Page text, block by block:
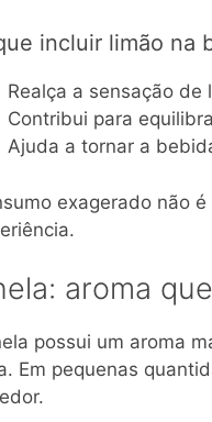
incluir limão na
Realça a sensação de
Contribui para
Ajuda a tornar a
exagerado não
aroma
possui um aroma
Em pequenas